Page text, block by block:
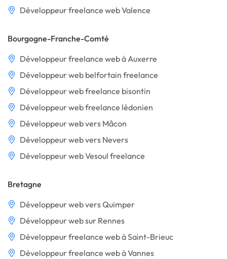
Développeur freelance web Valence
Bourgogne-Franche-Comté
Développeur freelance web à Auxerre
Développeur web belfortain freelance
Développeur web freelance bisontin
Développeur web freelance lédonien
Développeur web vers Mâcon
Développeur web vers Nevers
Développeur web Vesoul freelance
Bretagne
Développeur web vers Quimper
Développeur web sur Rennes
Développeur freelance web à Saint-Brieuc
Développeur freelance web à Vannes